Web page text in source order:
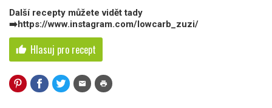
Další recepty můžete vidět tady
➡️https://www.instagram.com/lowcarb_zuzi/
thumb_up Hlasuj pro recept
mail print